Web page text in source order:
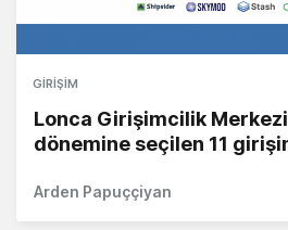
GIRIŞIM
Lonca Girişimcilik
dönemine seçilen 11
Arden Papuççiyan